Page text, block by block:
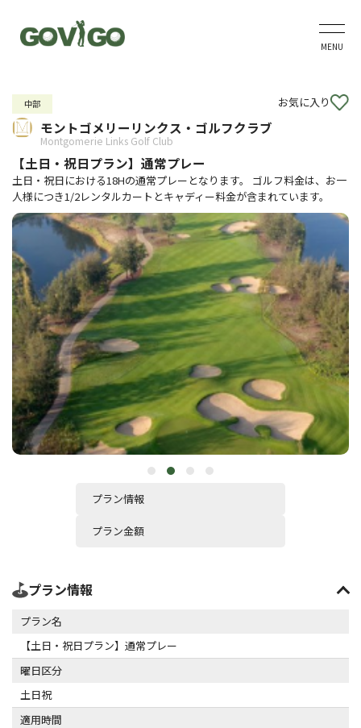
MENU
中部 お気に入り
モントゴメリーリンクス・ゴルフクラブ
Montgomerie Links Golf Club
【土日・祝日プラン】通常プレー
土日・祝日における18Hの通常プレーとなります。 ゴルフ料金は、お一
人様につき1/2レンタルカートとキャディー料金が含まれています。
プラン情報
プラン金額
プラン情報
プラン名
【土日・祝日プラン】通常プレー
曜日区分
土日祝
適用時間